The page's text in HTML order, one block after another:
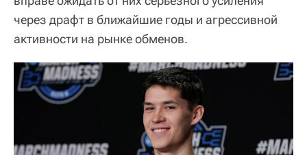
через драфт в ближайшие годы и агрессивной
активности на рынке обменов.